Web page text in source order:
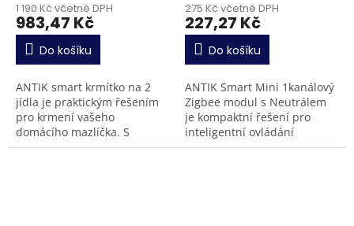
1 190 Kč včetně DPH
983,47 Kč
Do košíku
ANTIK smart krmítko na 2
jídla je praktickým řešením
pro krmení vašeho
domácího mazlíčka. S
automatickým podáváním
275 Kč včetně DPH
227,27 Kč
Do košíku
ANTIK Smart Mini 1kanálový
Zigbee modul s Neutrálem
je kompaktní řešení pro
inteligentní ovládání
jednoho světelného okruhu